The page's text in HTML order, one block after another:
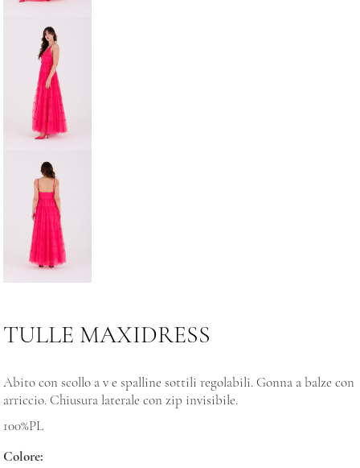
TULLE MAXIDRESS
Abito con scollo a v e spalline sottili regolabili. Gonna a balze con
arriccio. Chiusura laterale con zip invisibile.
100%PL
Colore